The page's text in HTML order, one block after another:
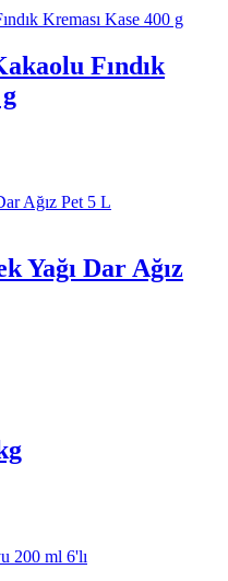
Fındık
Yağı Dar Ağız